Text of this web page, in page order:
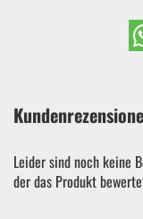
Leider sind noch keine
der das Produkt